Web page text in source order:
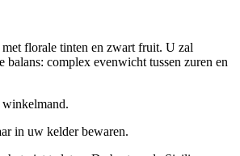
florale tinten en zwart fruit. U zal
balans: complex evenwicht tussen zuren en
in uw kelder bewaren.